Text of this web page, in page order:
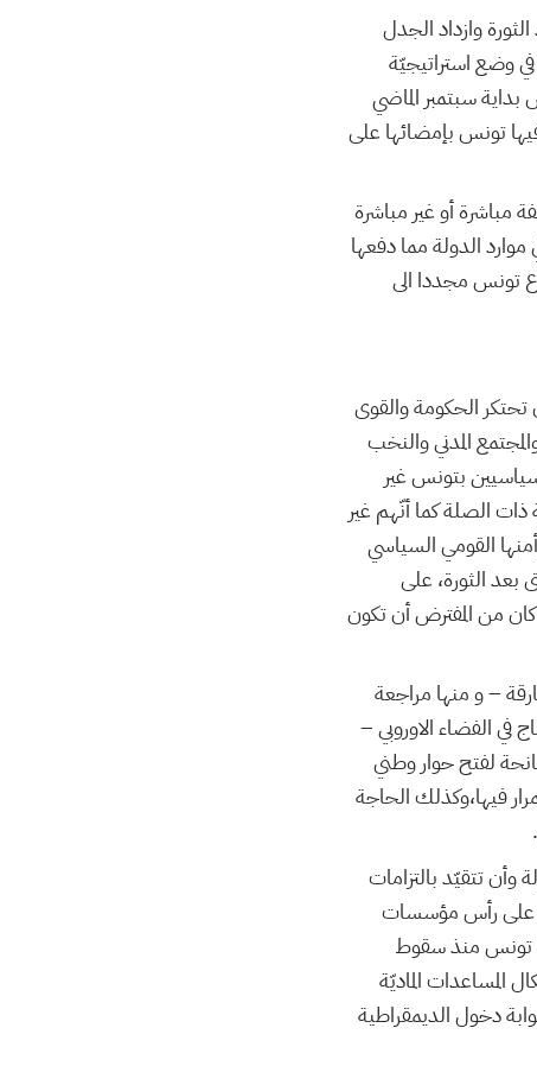
وازداد الجدل
وضع استراتيجيّة
بداية سبتمبر الماضي
تونس بإمضائها على
مباشرة أو غير مباشرة
الدولة مما دفعها
تونس مجددا الى
تحتكر الحكومة والقوى
المدني والنخب
بتونس غير
الصلة كما أنّهم غير
القومي السياسي
بعد الثورة، على
كان من المفترض أن تكون
– و منها مراجعة
في الفضاء الاوروبي –
لفتح حوار وطني
فيها،وكذلك الحاجة
تتقيّد بالتزامات
على رأس مؤسسات
تونس منذ سقوط
المساعدات الماديّة
دخول الديمقراطية